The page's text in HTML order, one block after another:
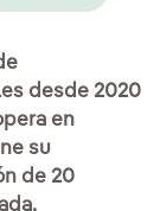
desde 2020
en
su
de 20